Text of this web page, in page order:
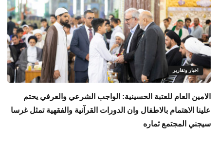
اخبار وتقارير
الامين العام للعتبة الحسينية: الواجب الشرعي والعرفي يحتم
علينا الاهتمام بالاطفال وان الدورات القرآنية والفقهية تمثل غرسا
سيجني المجتمع ثماره